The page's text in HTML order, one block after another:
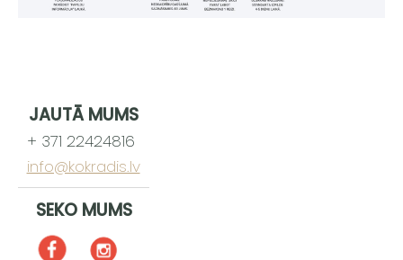
JAUTĀ MUMS
+ 371 22424816
info@kokradis.lv
SEKO MUMS